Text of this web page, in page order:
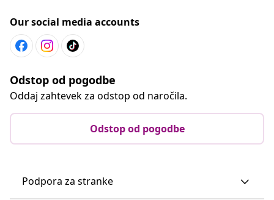
Our social media accounts
Odstop od pogodbe
Oddaj zahtevek za odstop od naročila.
Odstop od pogodbe
Podpora za stranke